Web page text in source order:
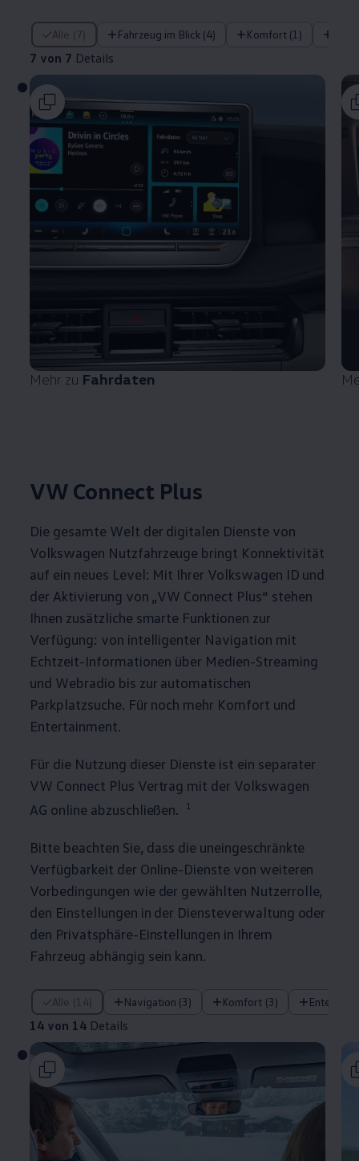
Alle (7) Fahrzeug im Blick (4) Komfort (1)
7 von 7 Details
7 von 7 Details
Mehr zu Fahrdaten
VW Connect Plus
Die gesamte Welt der digitalen Dienste von
Volkswagen Nutzfahrzeuge bringt Konnektivität
auf ein neues Level: Mit Ihrer Volkswagen ID und
der Aktivierung von „VW Connect Plus“ stehen
Ihnen zusätzliche smarte Funktionen zur
Verfügung: von intelligenter Navigation mit
Echtzeit-Informationen über Medien-Streaming
und Webradio bis zur automatischen
Parkplatzsuche. Für noch mehr Komfort und
Entertainment.
Für die Nutzung dieser Dienste ist ein separater
VW Connect Plus Vertrag mit der Volkswagen
AG online abzuschließen.
1
Bitte beachten Sie, dass die uneingeschränkte
Verfügbarkeit der Online-Dienste von weiteren
Vorbedingungen wie der gewählten Nutzerrolle,
den Einstellungen in der Diensteverwaltung oder
den Privatsphäre-Einstellungen in Ihrem
Fahrzeug abhängig sein kann.
Alle (14) Navigation (3) Komfort (3)
14 von 14 Details
14 von 14 Details